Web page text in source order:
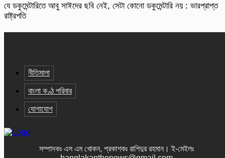
যে ডকুমেন্টারিতে আবু সাঈদের ছবি নেই, সেটা কোনো ডকুমেন্টারি নয় : ভারপ্রাপ্ত
রাষ্ট্রপতি
নীতিমালা
বাংলা কণ্ঠ পরিবার
যোগাযোগ
সম্পাদকঃ এস এম খোকন, প্রকাশকঃ রাশিদুর রহমান । ই-মেইলঃ